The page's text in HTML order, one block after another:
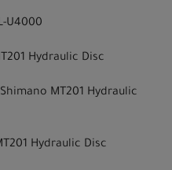
U4000
Hydraulic Disc
MT201 Hydraulic
Hydraulic Disc